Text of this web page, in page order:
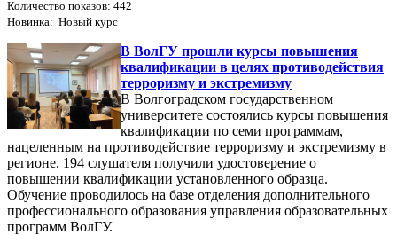
Количество показов: 442
Новинка: Новый курс
В ВолГУ прошли курсы повышения
квалификации в целях противодействия
терроризму и экстремизму
В Волгоградском государственном
университете состоялись курсы повышения
квалификации по семи программам,
нацеленным на противодействие терроризму и экстремизму в
регионе. 194 слушателя получили удостоверение о
повышении квалификации установленного образца.
Обучение проводилось на базе отделения дополнительного
профессионального образования управления образовательных
программ ВолГУ.